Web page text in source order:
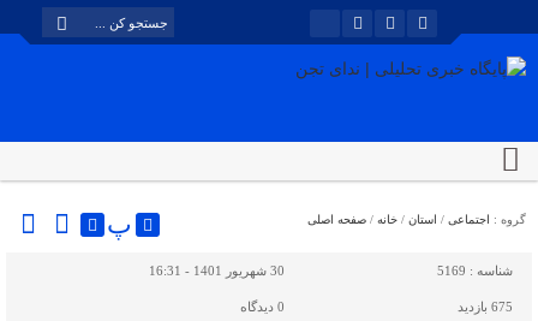
گروه : اجتماعی / استان / خانه / صفحه اصلی پ
شناسه : 5169 30 شهریور 1401 - 16:31
675 بازدید 0 دیدگاه